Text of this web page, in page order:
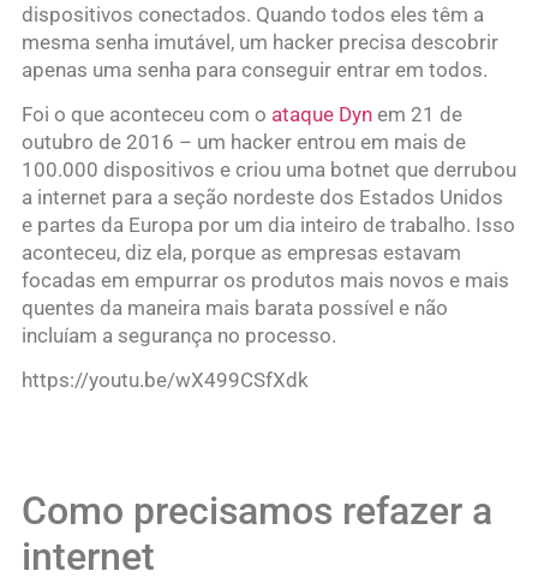
dispositivos conectados. Quando todos eles têm a
mesma senha imutável, um hacker precisa descobrir
apenas uma senha para conseguir entrar em todos.
Foi o que aconteceu com o ataque Dynem 21 de
outubro de 2016 – um hacker entrou em mais de
100.000 dispositivos e criou uma botnet que derrubou
a internet para a seção nordeste dos Estados Unidos
e partes da Europa por um dia inteiro de trabalho. Isso
aconteceu, diz ela, porque as empresas estavam
focadas em empurrar os produtos mais novos e mais
quentes da maneira mais barata possível e não
incluíam a segurança no processo.
https://youtu.be/wX499CSfXdk
Como precisamos refazer a
internet